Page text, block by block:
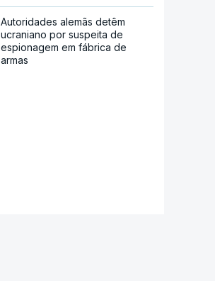
Autoridades alemãs detêm
ucraniano por suspeita de
espionagem em fábrica de
armas